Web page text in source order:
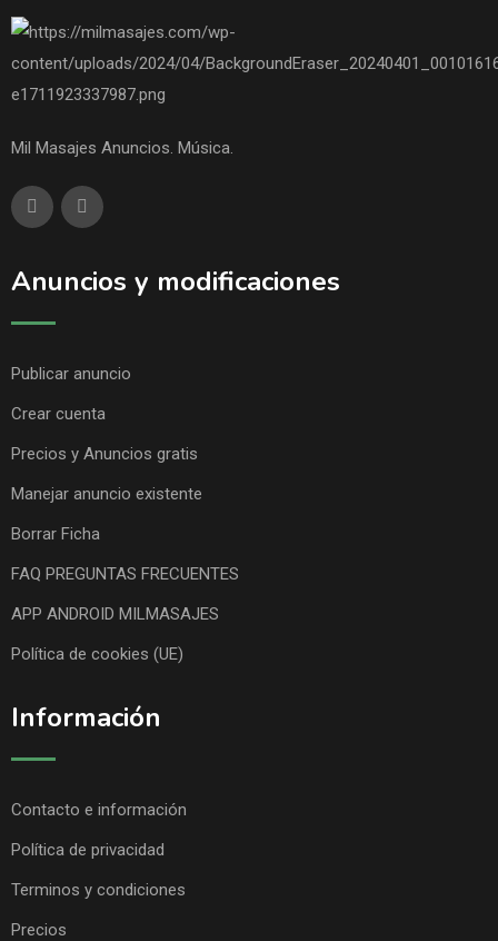
Mil Masajes Anuncios. Música.
Anuncios y modificaciones
Publicar anuncio
Crear cuenta
Precios y Anuncios gratis
Manejar anuncio existente
Borrar Ficha
FAQ PREGUNTAS FRECUENTES
APP ANDROID MILMASAJES
Política de cookies (UE)
Información
Contacto e información
Política de privacidad
Terminos y condiciones
Precios